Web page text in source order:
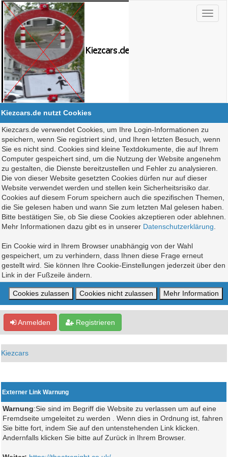
Kiezcars.de nutzt Cookies
Kiezcars.de verwendet Cookies, um Ihre Login-Informationen zu
speichern, wenn Sie registriert sind, und Ihren letzten Besuch, wenn
Sie es nicht sind. Cookies sind kleine Textdokumente, die auf Ihrem
Computer gespeichert sind, um die Nutzung der Website angenehm
zu gestalten, die Dienste bereitzustellen und Fehler zu analysieren.
Die von dieser Website gesetzten Cookies dürfen nur auf dieser
Website verwendet werden und stellen kein Sicherheitsrisiko dar.
Cookies auf diesem Forum speichern auch die spezifischen Themen,
die Sie gelesen haben und wann Sie zum letzten Mal gelesen haben.
Bitte bestätigen Sie, ob Sie diese Cookies akzeptieren oder ablehnen.
Mehr Informationen dazu gibt es in unserer Datenschutzerklärung
Ein Cookie wird in Ihrem Browser unabhängig von der Wahl
gespeichert, um zu verhindern, dass Ihnen diese Frage erneut
gestellt wird. Sie können Ihre Cookie-Einstellungen jederzeit über den
Link in der Fußzeile ändern.
Anmelden Registrieren
Kiezcars
Externer Link Warnung
Warnung:Sie sind im Begriff die Website zu verlassen um auf eine
Fremdseite umgeleitet zu werden . Wenn dies in Ordnung ist, fahren
Sie bitte fort, indem Sie auf den untenstehenden Link klicken.
Andernfalls klicken Sie bitte auf Zurück in Ihrem Browser.